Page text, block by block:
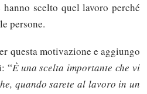
scelto quel lavoro perché
persone.
questa motivazione e aggiungo
“È una scelta importante che vi
quando sarete al lavoro in un